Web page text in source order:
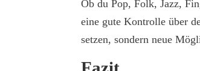
Ob du Pop, Folk, Jazz,
eine gute Kontrolle über
setzen, sondern neue